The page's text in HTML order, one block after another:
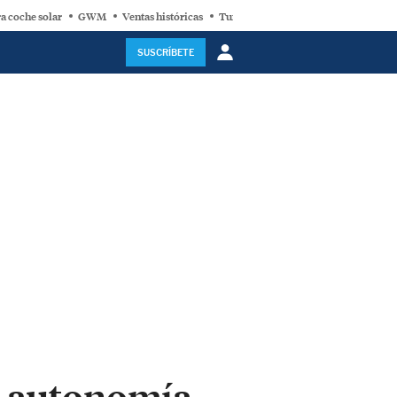
coche solar GWM Ventas históricas Turbina eólica
SUSCRÍBETE